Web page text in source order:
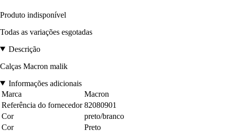
Produto indisponível
Todas as variações esgotadas
Descrição
Calças Macron malik
Informações adicionais
Marca
Macron
Referência do fornecedor 82080901
Cor
preto/branco
Cor
Preto